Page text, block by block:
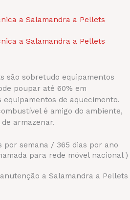
são sobretudo equipamentos
poupar até 60% em
de aquecimento.
é amigo do ambiente,
armazenar.
por semana / 365 dias por ano
para rede móvel nacional )
a Salamandra a Pellets